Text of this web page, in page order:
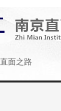
直面之路